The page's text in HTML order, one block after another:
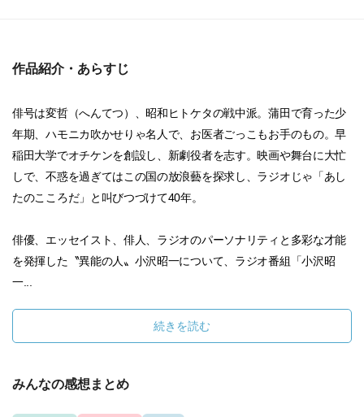
作品紹介・あらすじ
俳号は変哲（へんてつ）、昭和ヒトケタの戦中派。蒲田で育った少
年期、ハモニカ吹かせりゃ名人で、お医者ごっこもお手のもの。早
稲田大学でオチケンを創設し、新劇役者を志す。映画や舞台に大忙
しで、不惑を過ぎてはこの国の放浪藝を探求し、ラジオじゃ「あし
たのこころだ」と叫びつづけて40年。
俳優、エッセイスト、俳人、ラジオのパーソナリティと多彩な才能
を発揮した〝異能の人〟小沢昭一について、ラジオ番組「小沢昭
一...
続きを読む
みんなの感想まとめ